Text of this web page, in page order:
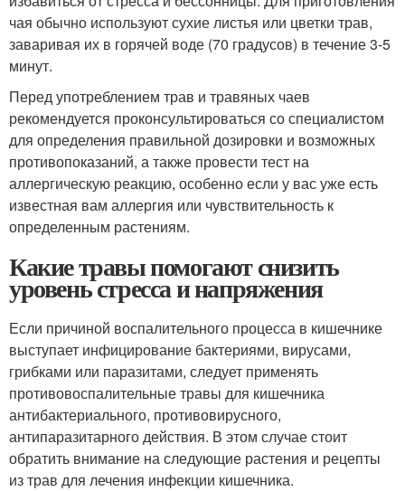
чая обычно используют сухие листья или цветки трав,
заваривая их в горячей воде (70 градусов) в течение 3-5
минут.
Перед употреблением трав и травяных чаев
рекомендуется проконсультироваться со специалистом
для определения правильной дозировки и возможных
противопоказаний, а также провести тест на
аллергическую реакцию, особенно если у вас уже есть
известная вам аллергия или чувствительность к
определенным растениям.
Какие травы помогают снизить
уровень стресса и напряжения
Если причиной воспалительного процесса в кишечнике
выступает инфицирование бактериями, вирусами,
грибками или паразитами, следует применять
противовоспалительные травы для кишечника
антибактериального, противовирусного,
антипаразитарного действия. В этом случае стоит
обратить внимание на следующие растения и рецепты
из трав для лечения инфекции кишечника.